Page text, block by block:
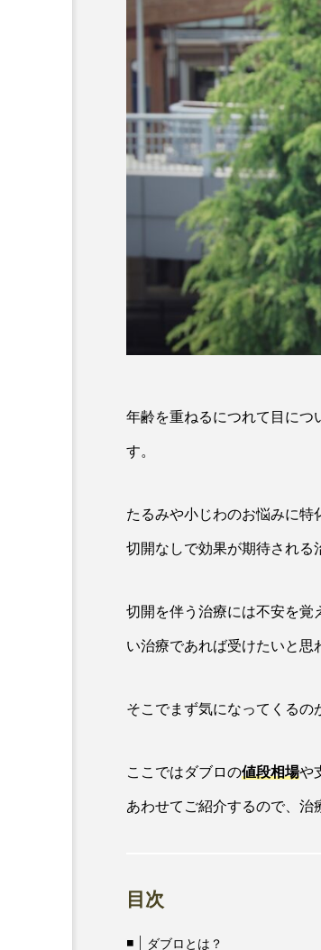
年齢を重ねるにつれて目につ
す。
たるみや小じわのお悩みに特
切開なしで効果が期待される
切開を伴う治療には不安を覚
い治療であれば受けたいと思
そこでまず気になってくるの
ここではダブロの値段相場や
あわせてご紹介するので、治
目次
ダブロとは？